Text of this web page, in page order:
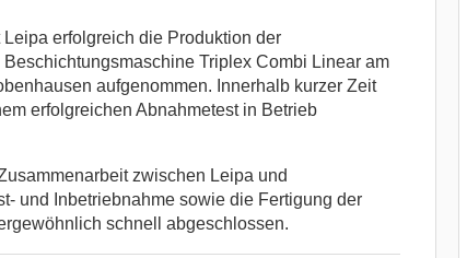
Leipa erfolgreich die Produktion der
Triplex Combi Linear am
aufgenommen. Innerhalb kurzer Zeit
erfolgreichen Abnahmetest in Betrieb
zwischen Leipa und
und Inbetriebnahme sowie die Fertigung der
schnell abgeschlossen.